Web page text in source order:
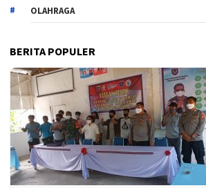
OLAHRAGA
BERITA POPULER